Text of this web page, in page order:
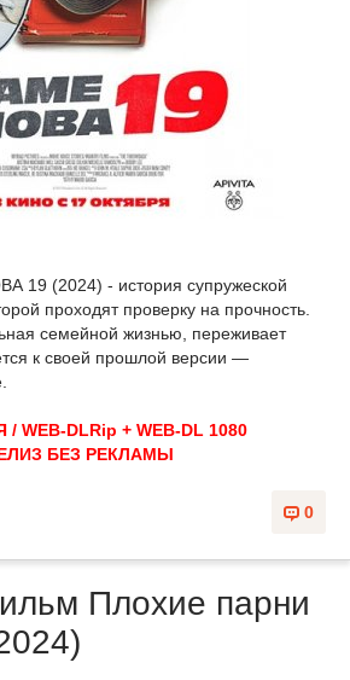
19 (2024) - история супружеской
проходят проверку на прочность.
семейной жизнью, переживает
к своей прошлой версии —
WEB-DLRip + WEB-DL 1080
БЕЗ РЕКЛАМЫ
0
Плохие парни